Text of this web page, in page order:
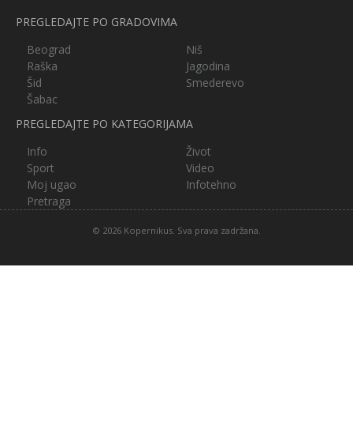
PREGLEDAJTE PO GRADOVIMA
Beograd
Niš
Raška
Jagodina
Šid
Smederevo
Šabac
PREGLEDAJTE PO KATEGORIJAMA
Info
Život
Sport
Video
Moj ugao
Infotehno
Pretraga
© 2026 Kopernikus. Sva prava zadržana.